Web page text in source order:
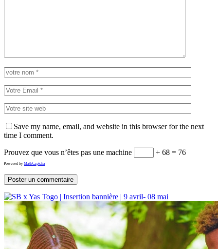
Save my name, email, and website in this browser for the next
time I comment.
Prouvez que vous n’êtes pas une machine + 68 = 76
Powered by MathCaptcha